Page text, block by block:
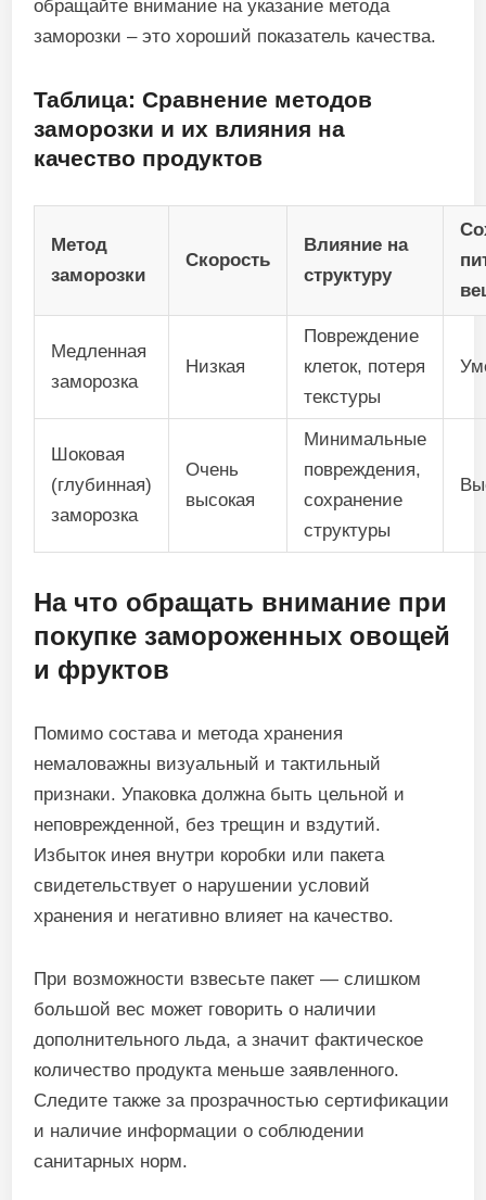
обращайте внимание на указание метода
заморозки – это хороший показатель качества.
Таблица: Сравнение методов
заморозки и их влияния на
качество продуктов
Метод
заморозки
Скорость
Влияние на
структуру
Медленная
заморозка
Низкая
Повреждение
клеток, потеря
текстуры
Шоковая
(глубинная)
заморозка
Очень
высокая
Минимальные
повреждения,
сохранение
структуры
На что обращать внимание при
покупке замороженных овощей
и фруктов
Помимо состава и метода хранения
немаловажны визуальный и тактильный
признаки. Упаковка должна быть цельной и
неповрежденной, без трещин и вздутий.
Избыток инея внутри коробки или пакета
свидетельствует о нарушении условий
хранения и негативно влияет на качество.
При возможности взвесьте пакет — слишком
большой вес может говорить о наличии
дополнительного льда, а значит фактическое
количество продукта меньше заявленного.
Следите также за прозрачностью сертификации
и наличие информации о соблюдении
санитарных норм.